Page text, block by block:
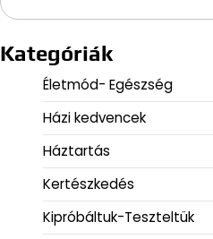
Kategóriák
Életmód- Egészség
Házi kedvencek
Háztartás
Kertészkedés
Kipróbáltuk-Teszteltük